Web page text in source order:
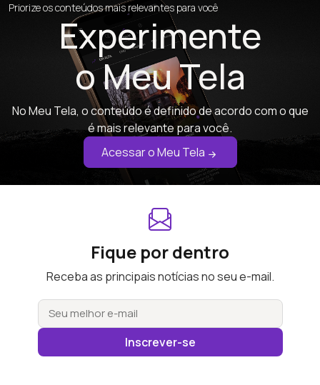
Priorize os conteúdos mais relevantes para você
Experimente
o Meu Tela
No Meu Tela, o conteúdo é definido de acordo com o que
é mais relevante para você.
Acessar o Meu Tela
Fique por dentro
Receba as principais notícias no seu e-mail.
Inscrever-se